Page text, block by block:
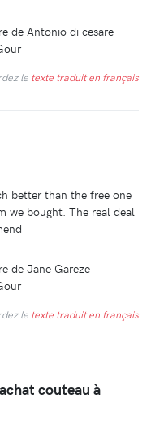
de Antonio di cesare
le texte traduit en français
better than the free one
we bought. The real deal
de Jane Gareze
le texte traduit en français
couteau à